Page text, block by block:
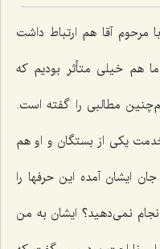
مرحوم آقا هم ارتباط داشت
هم خیلى متأثر بودیم که
مطالبى را گفته است.
یکى از بستگان و او هم
ایشان آمده این حرفها را
نمى‌دهید؟ ایشان به من